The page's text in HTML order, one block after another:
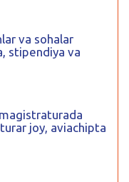
va sohalar
stipendiya va
joy, aviachipta